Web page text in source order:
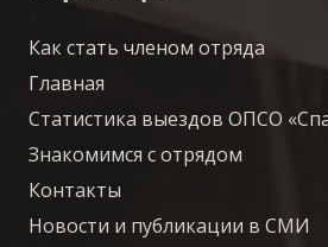
Как стать членом отряда
Главная
Статистика выездов ОПСО
Знакомимся с отрядом
Контакты
Новости и публикации в СМИ